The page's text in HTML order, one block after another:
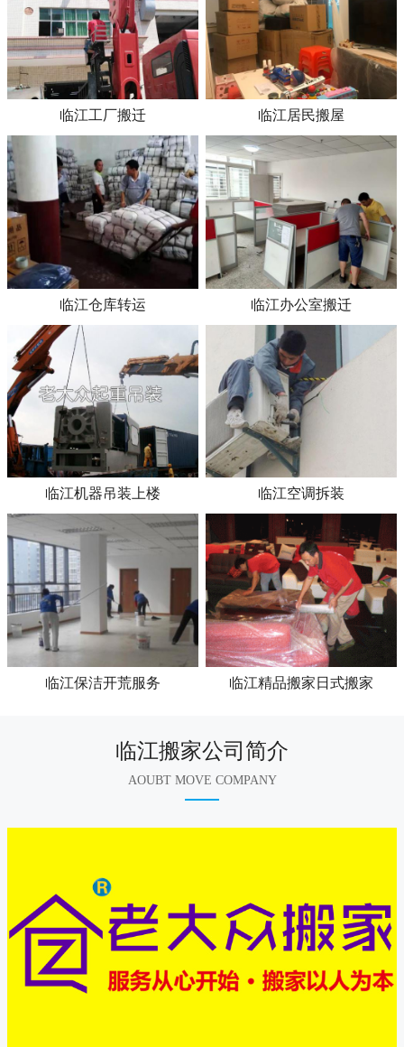
临江工厂搬迁 临江居民搬屋
临江仓库转运 临江办公室搬迁
临江机器吊装上楼 临江空调拆装
临江保洁开荒服务 临江精品搬家日式搬家
临江搬家公司简介
AOUBT MOVE COMPANY